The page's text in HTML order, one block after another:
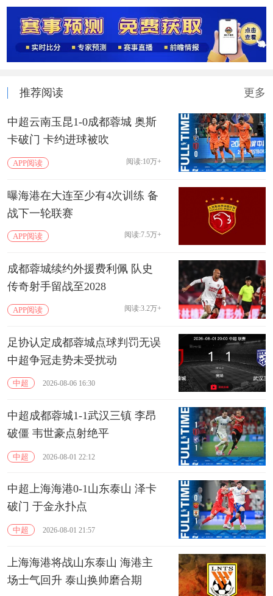
推荐阅读 更多
中超云南玉昆1-0成都蓉城 奥斯
卡破门 卡约进球被吹
APP阅读 阅读:10万+
曝海港在大连至少有4次训练 备
战下一轮联赛
APP阅读 阅读:7.5万+
成都蓉城续约外援费利佩 队史
传奇射手留战至2028
APP阅读 阅读:3.2万+
足协认定成都蓉城点球判罚无误
中超争冠走势未受扰动
中超 2026-08-06 16:30
中超成都蓉城1-1武汉三镇 李昂
破僵 韦世豪点射绝平
中超 2026-08-01 22:12
中超上海海港0-1山东泰山 泽卡
破门 于金永扑点
中超 2026-08-01 21:57
上海海港将战山东泰山 海港主
场士气回升 泰山换帅磨合期